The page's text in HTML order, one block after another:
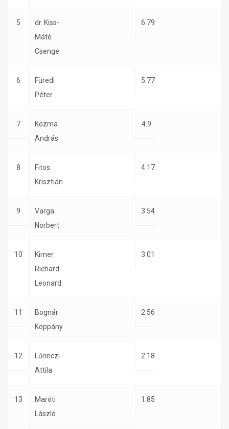
5
dr. Kiss-
Máté
Csenge
6.79
6
Füredi
Péter
5.77
7
Kozma
András
4.9
8
Fitos
Krisztián
4.17
9
Varga
Norbert
3.54
10
Kirner
Richard
Leonard
3.01
11
Bognár
Koppány
2.56
12
Lőrinczi
Attila
2.18
13
Maróti
László
1.85